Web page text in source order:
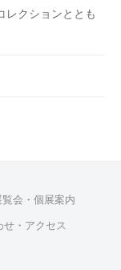
クションととも
覧会・個展案内
せ・アクセス